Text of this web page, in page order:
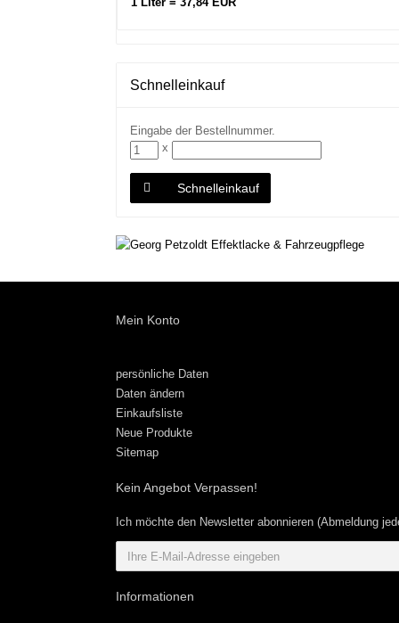
Schnelleinkauf
Eingabe der Bestellnummer.
x
Schnelleinkauf
Mein Konto
persönliche Daten
Daten ändern
Einkaufsliste
Neue Produkte
Sitemap
Kein Angebot Verpassen!
Ich möchte den Newsletter abonnieren (Abmeldung
Informationen